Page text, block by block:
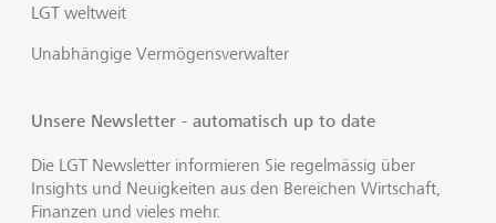
LGT weltweit
Unabhängige Vermögensverwalter
Unsere Newsletter - automatisch up to date
Die LGT Newsletter informieren Sie regelmässig über
Insights und Neuigkeiten aus den Bereichen Wirtschaft,
Finanzen und vieles mehr.